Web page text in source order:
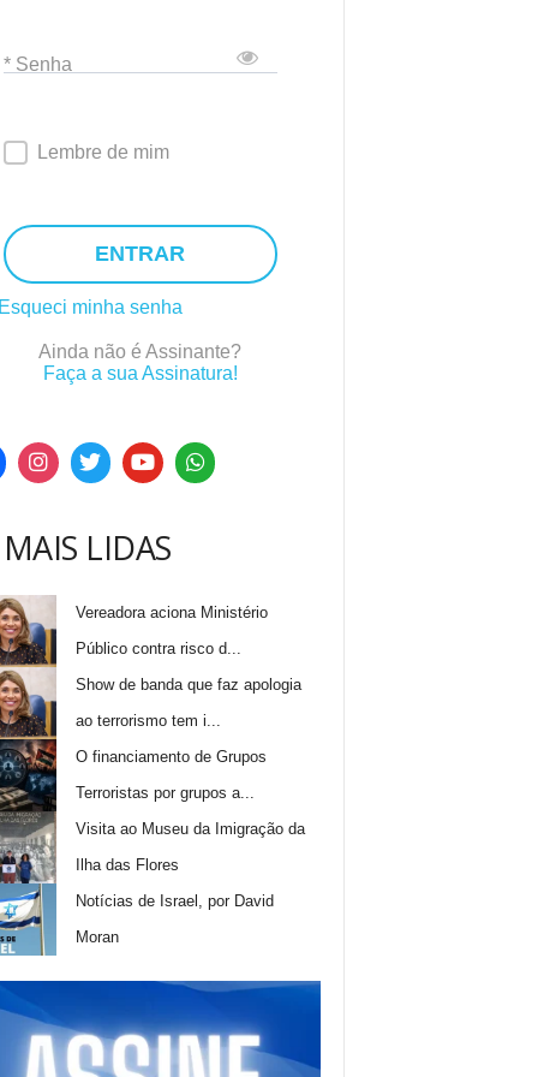
* Senha
Lembre de mim
ENTRAR
minha senha
Ainda não é Assinante?
Faça a sua Assinatura!
LIDAS
Vereadora aciona Ministério
Público contra risco d...
Show de banda que faz apologia
ao terrorismo tem i...
O financiamento de Grupos
Terroristas por grupos a...
Visita ao Museu da Imigração da
Ilha das Flores
Notícias de Israel, por David
Moran